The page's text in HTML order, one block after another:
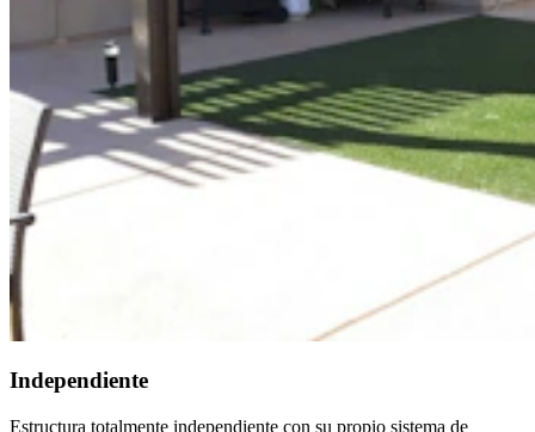
Independiente
Estructura totalmente independiente con su propio sistema de